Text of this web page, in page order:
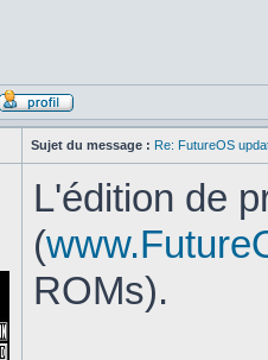
Sujet du message : Re: FutureOS
L'édition de
(
ROMs).